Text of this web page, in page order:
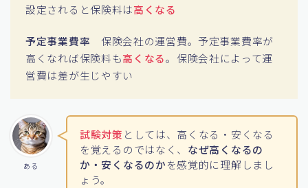
設定されると保険料は高くなる
予定事業費率 保険会社の運営費。予定事業費率が
高くなれば保険料も高くなる。保険会社によって運
営費は差が生じやすい
ある
試験対策 としては、高くなる・安くなる
を覚えるのではなく、 なぜ高くなるの
か・安くなるのかを感覚的に理解しまし
ょう。